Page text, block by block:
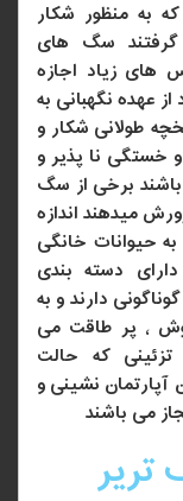
به منظور شکار
گرفتند سگ های
های زیاد اجازه
عهده نگهبانی به
طولانی شکار و
خستگی نا پذیر و
برخی از سگ
میدهند اندازه
حیوانات خانگی
دسته بندی
دارند و به
طور کلی نوعی سگ کوچک ٬ پرجنب جوش ٬ پر طاقت می
که حالت
آپارتمان نشینی و
می باشند
تریر